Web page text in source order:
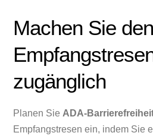
Machen Sie den
zugänglich
Planen Sie ADA-
Empfangstresen ein, indem Sie